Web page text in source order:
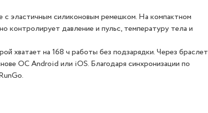
эластичным силиконовым ремешком. На компактном
контролирует давление и пульс, температуру тела и
хватает на 168 ч работы без подзарядки. Через браслет
ОС Android или iOS. Благодаря синхронизации по